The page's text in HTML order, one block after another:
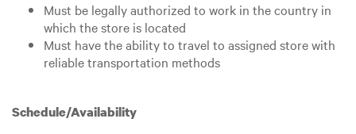
Must be legally authorized to work in the country in
which the store is located
Must have the ability to travel to assigned store with
reliable transportation methods
Schedule/Availability